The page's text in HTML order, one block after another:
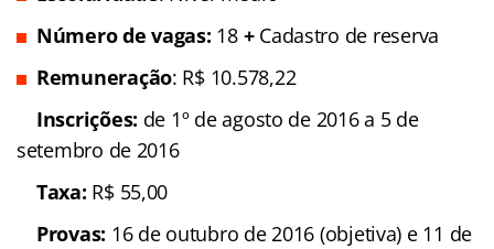
Número de vagas: 18+ Cadastro de reserva
Remuneração: R$ 10.578,22
Inscrições: de 1º de agosto de 2016 a 5 de
setembro de 2016
Taxa: R$ 55,00
Provas: 16 de outubro de 2016 (objetiva) e 11 de